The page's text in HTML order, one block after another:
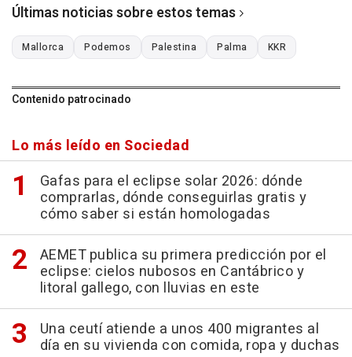
Últimas noticias sobre estos temas
Mallorca Podemos Palestina Palma KKR
Contenido patrocinado
Lo más leído en Sociedad
Gafas para el eclipse solar 2026: dónde
comprarlas, dónde conseguirlas gratis y
cómo saber si están homologadas
AEMET publica su primera predicción por el
eclipse: cielos nubosos en Cantábrico y
litoral gallego, con lluvias en este
Una ceutí atiende a unos 400 migrantes al
día en su vivienda con comida, ropa y duchas